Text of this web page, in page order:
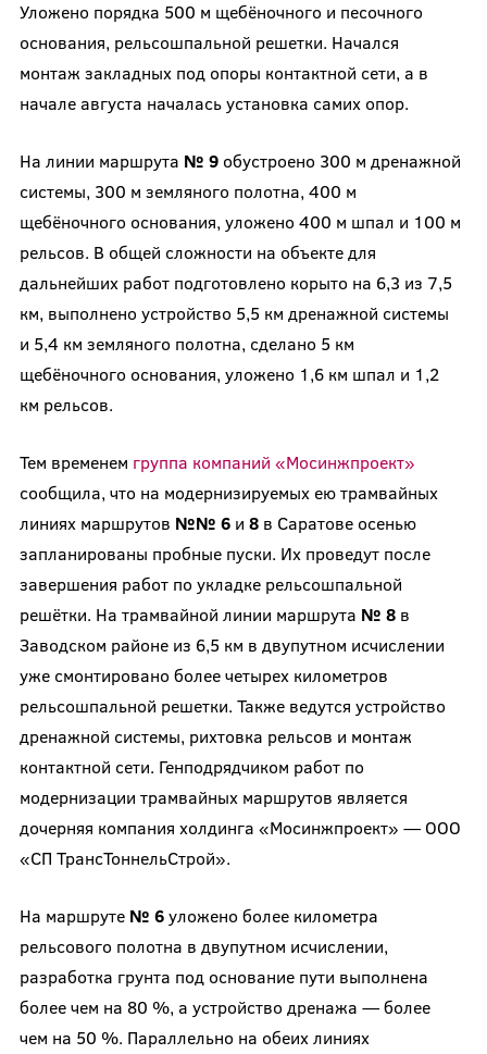
Уложено порядка 500 м щебёночного и песочного
основания, рельсошпальной решетки. Начался
монтаж закладных под опоры контактной сети, а в
начале августа началась установка самих опор.
На линии маршрута № 9обустроено 300 м дренажной
системы, 300 м земляного полотна, 400 м
щебёночного основания, уложено 400 м шпал и 100 м
рельсов. В общей сложности на объекте для
дальнейших работ подготовлено корыто на 6,3 из 7,5
км, выполнено устройство 5,5 км дренажной системы
и 5,4 км земляного полотна, сделано 5 км
щебёночного основания, уложено 1,6 км шпал и 1,2
км рельсов.
Тем временем группа компаний «Мосинжпроект»
сообщила, что на модернизируемых ею трамвайных
линиях маршрутов №№ 6и 8в Саратове осенью
запланированы пробные пуски. Их проведут после
завершения работ по укладке рельсошпальной
решётки. На трамвайной линии маршрута № 8в
Заводском районе из 6,5 км в двупутном исчислении
уже смонтировано более четырех километров
рельсошпальной решетки. Также ведутся устройство
дренажной системы, рихтовка рельсов и монтаж
контактной сети. Генподрядчиком работ по
модернизации трамвайных маршрутов является
дочерняя компания холдинга «Мосинжпроект» — ООО
«СП ТрансТоннельСтрой».
На маршруте № 6уложено более километра
рельсового полотна в двупутном исчислении,
разработка грунта под основание пути выполнена
более чем на 80 %, а устройство дренажа — более
чем на 50 %. Параллельно на обеих линиях